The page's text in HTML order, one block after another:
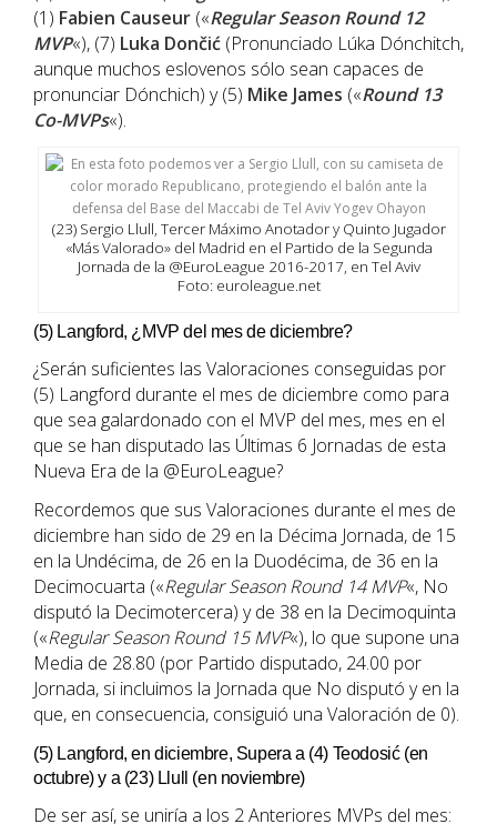
(1) Fabien Causeur («Regular Season Round 12
MVP«), (7) Luka Dončić (Pronunciado Lúka Dónchitch,
aunque muchos eslovenos sólo sean capaces de
pronunciar Dónchich) y (5) Mike James («Round 13
Co-MVPs«).
(23) Sergio Llull, Tercer Máximo Anotador y Quinto Jugador
«Más Valorado» del Madrid en el Partido de la Segunda
Jornada de la @EuroLeague 2016-2017, en Tel Aviv
Foto: euroleague.net
(5) Langford, ¿MVP del mes de diciembre?
¿Serán suficientes las Valoraciones conseguidas por
(5) Langford durante el mes de diciembre como para
que sea galardonado con el MVP del mes, mes en el
que se han disputado las Últimas 6 Jornadas de esta
Nueva Era de la @EuroLeague?
Recordemos que sus Valoraciones durante el mes de
diciembre han sido de 29 en la Décima Jornada, de 15
en la Undécima, de 26 en la Duodécima, de 36 en la
Decimocuarta («Regular Season Round 14 MVP«, No
disputó la Decimotercera) y de 38 en la Decimoquinta
(«Regular Season Round 15 MVP«), lo que supone una
Media de 28.80 (por Partido disputado, 24.00 por
Jornada, si incluimos la Jornada que No disputó y en la
que, en consecuencia, consiguió una Valoración de 0).
(5) Langford, en diciembre, Supera a (4) Teodosić (en
octubre) y a (23) Llull (en noviembre)
De ser así, se uniría a los 2 Anteriores MVPs del mes: